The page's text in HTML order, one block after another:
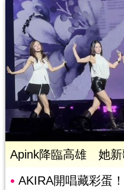
Apink降臨高雄 她新
AKIRA開唱藏彩蛋